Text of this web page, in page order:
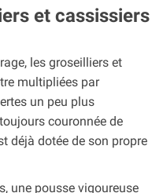
et cassissiers
les groseilliers et
multipliées par
un peu plus
couronnée de
déjà dotée de son propre
une pousse vigoureuse